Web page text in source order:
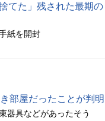
てた」残された最期の
紙を開封
部屋だったことが判明
器具などがあったそう